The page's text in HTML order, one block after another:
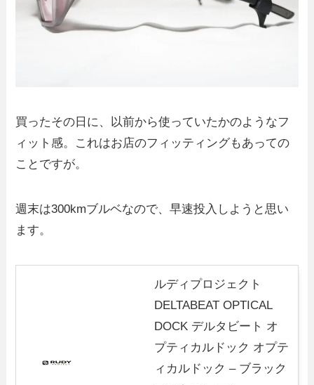
買ったその日に、以前から使っていたかのようなフ
ィット感。これはお店のフィッティングもあっての
ことですが。
週末は300kmブルベなので、早速投入しようと思い
ます。
ルディプロジェクト
DELTABEAT OPTICAL
DOCK デルタビート オ
プティカルドック オプテ
ィカルドック – ブラック